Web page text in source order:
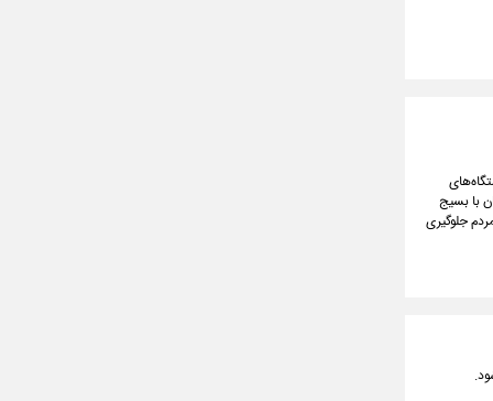
نظارت و تأمین کالاهای اساسی شده‌اند؛ مرحله‌ای که در آن ۳۱ استان با بسیج
جلوگیری